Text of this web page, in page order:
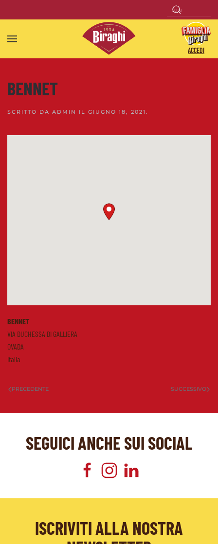
Skip to main content
ACCEDI
BENNET
SCRITTO DA ADMIN IL GIUGNO 18, 2021 .
BENNET
VIA DUCHESSA DI GALLIERA
OVADA
Italia
PRECEDENTE SUCCESSIVO
SEGUICI ANCHE SUI SOCIAL
ISCRIVITI ALLA NOSTRA